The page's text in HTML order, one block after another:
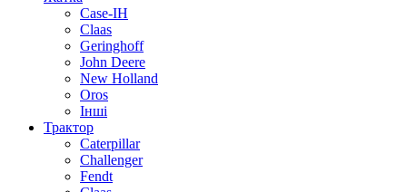
Case-IH
Claas
Geringhoff
John Deere
New Holland
Oros
Інші
Трактор
Caterpillar
Challenger
Fendt